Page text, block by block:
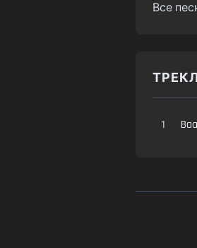
Все
1